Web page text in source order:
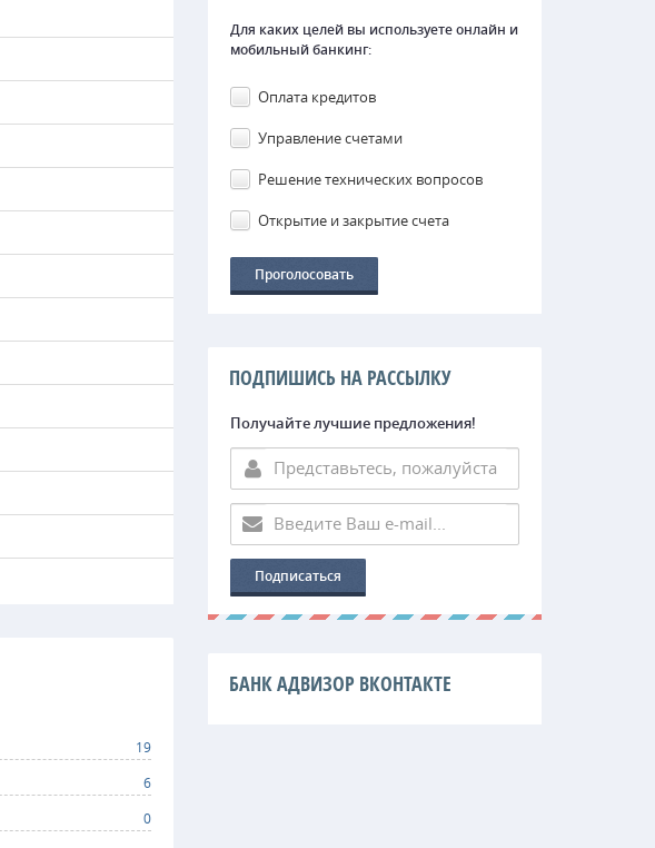
19
6
0
Для каких целей вы используете онлайн и
мобильный банкинг:
Оплата кредитов
Управление счетами
Решение технических вопросов
Открытие и закрытие счета
ПОДПИШИСЬ НА РАССЫЛКУ
Получайте лучшие предложения!
БАНК АДВИЗОР ВКОНТАКТЕ